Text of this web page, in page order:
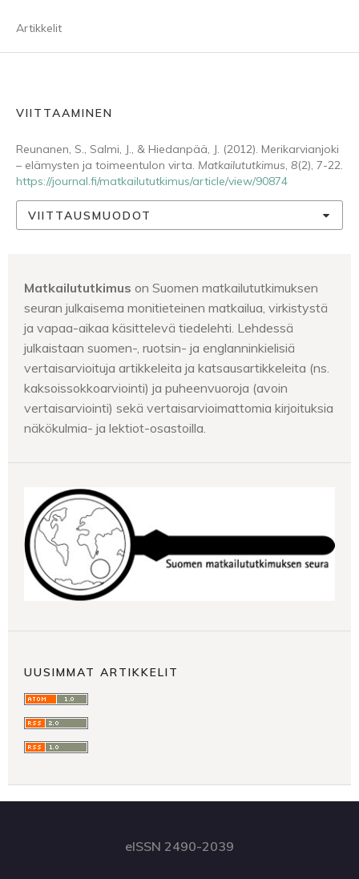
Artikkelit
VIITTAAMINEN
Reunanen, S., Salmi, J., & Hiedanpää, J. (2012). Merikarvianjoki
– elämysten ja toimeentulon virta. Matkailututkimus, 8(2), 7-22.
https://journal.fi/matkailututkimus/article/view/90874
VIITTAUSMUODOT
Matkailututkimus on Suomen matkailututkimuksen
seuran julkaisema monitieteinen matkailua, virkistystä
ja vapaa-aikaa käsittelevä tiedelehti. Lehdessä
julkaistaan suomen-, ruotsin- ja englanninkielisiä
vertaisarvioituja artikkeleita ja katsausartikkeleita (ns.
kaksoissokkoarviointi) ja puheenvuoroja (avoin
vertaisarviointi) sekä vertaisarvioimattomia kirjoituksia
näkökulmia- ja lektiot-osastoilla.
UUSIMMAT ARTIKKELIT
eISSN 2490-2039